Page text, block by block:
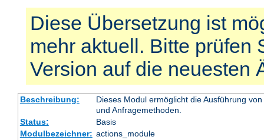
Diese Übersetzung ist
mehr aktuell. Bitte prüfen
Version auf die neuesten
Beschreibung:
Dieses Modul ermöglicht die Ausführung
und Anfragemethoden.
Status:
Basis
Modulbezeichner: actions_module